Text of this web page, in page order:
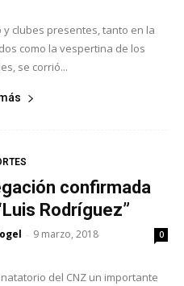
clubes presentes, tanto en la
como la vespertina de los
se corrió...
confirmada
Rodríguez”
- 9 marzo, 2018 0
del CNZ un importante